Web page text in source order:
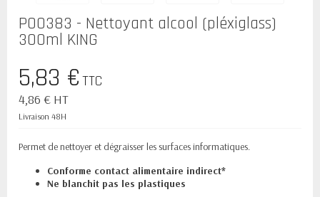
P00383 - Nettoyant alcool (pléxiglass)
300ml KING
5,83 €TTC
4,86 € HT
Livraison 48H
Permet de nettoyer et dégraisser les surfaces informatiques.
Conforme contact alimentaire indirect*
Ne blanchit pas les plastiques